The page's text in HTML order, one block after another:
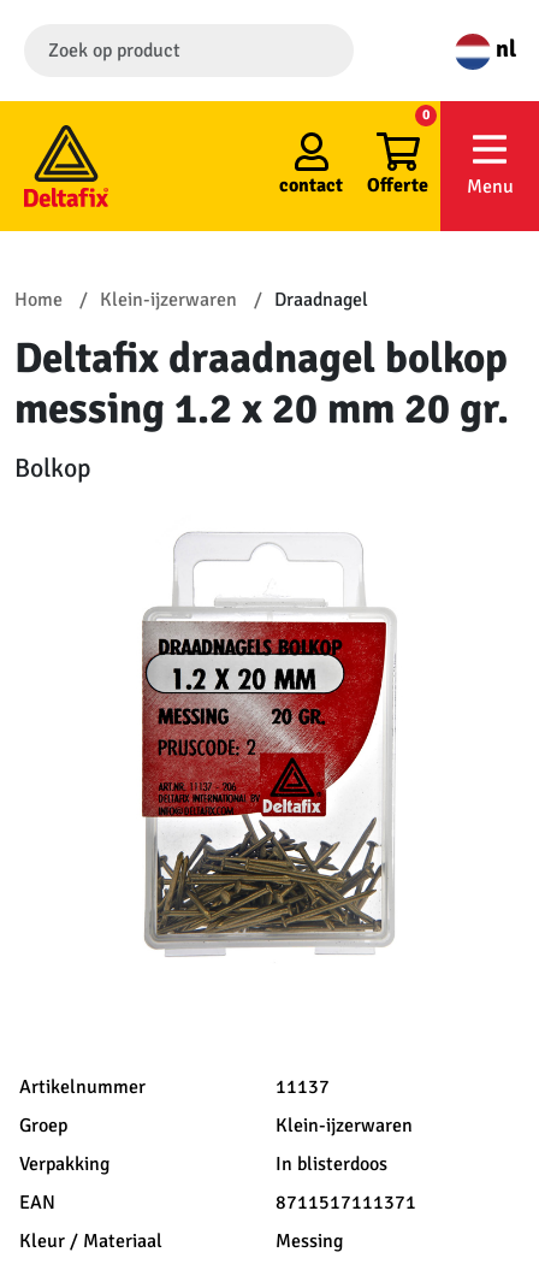
nl
contact Offerte
0
Menu
Home Klein-ijzerwaren Draadnagel
Deltafix draadnagel bolkop
messing 1.2 x 20 mm 20 gr.
Bolkop
Artikelnummer
11137
Groep
Klein-ijzerwaren
Verpakking
In blisterdoos
EAN
8711517111371
Kleur / Materiaal
Messing